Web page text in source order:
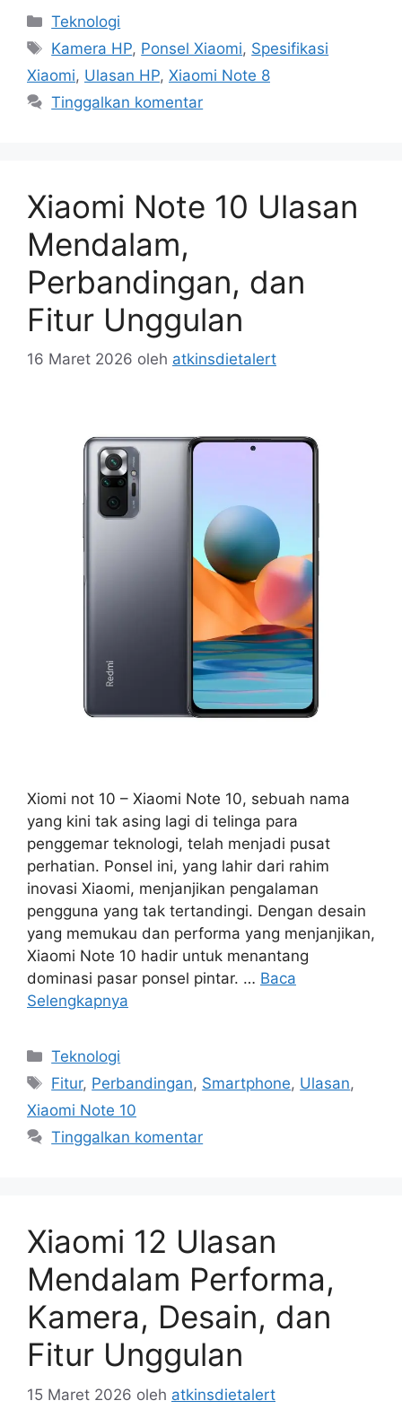
Kategori
Teknologi
Tag
Kamera HP, Ponsel Xiaomi, Spesifikasi
Xiaomi, Ulasan HP, Xiaomi Note 8
Tinggalkan komentar
Xiaomi Note 10 Ulasan
Mendalam,
Perbandingan, dan
Fitur Unggulan
16 Maret 2026 oleh atkinsdietalert
Xiomi not 10 – Xiaomi Note 10, sebuah nama
yang kini tak asing lagi di telinga para
penggemar teknologi, telah menjadi pusat
perhatian. Ponsel ini, yang lahir dari rahim
inovasi Xiaomi, menjanjikan pengalaman
pengguna yang tak tertandingi. Dengan desain
yang memukau dan performa yang menjanjikan,
Xiaomi Note 10 hadir untuk menantang
dominasi pasar ponsel pintar. … Baca
Selengkapnya
Kategori
Teknologi
Tag
Fitur, Perbandingan, Smartphone, Ulasan,
Xiaomi Note 10
Tinggalkan komentar
Xiaomi 12 Ulasan
Mendalam Performa,
Kamera, Desain, dan
Fitur Unggulan
15 Maret 2026 oleh atkinsdietalert